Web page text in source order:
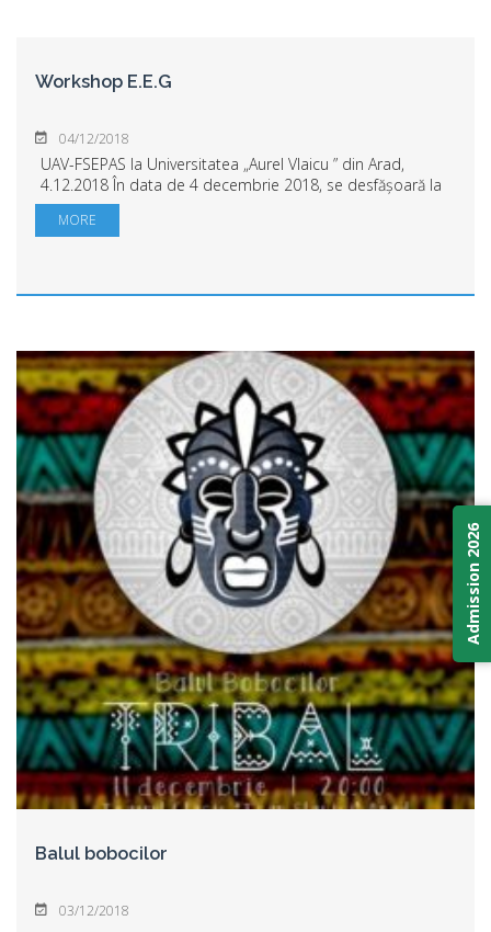
Workshop E.E.G
04/12/2018
UAV-FSEPAS la Universitatea „Aurel Vlaicu ” din Arad,
4.12.2018 În data de 4 decembrie 2018, se desfășoară la
Universitatea „Aurel Vlaicu ” din Arad, în cadrul Facultății
de Științe ale Educației, Ps...
MORE
Balul bobocilor
03/12/2018
Admission 2026